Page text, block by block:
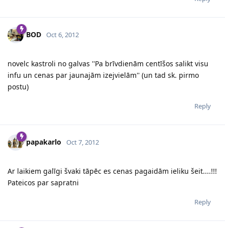
BOD Oct 6, 2012
novelc kastroli no galvas ''Pa brīvdienām centīšos salikt visu
infu un cenas par jaunajām izejvielām'' (un tad sk. pirmo
postu)
Reply
papakarlo Oct 7, 2012
Ar laikiem galīgi švaki tāpēc es cenas pagaidām ieliku šeit....!!!
Pateicos par sapratni
Reply